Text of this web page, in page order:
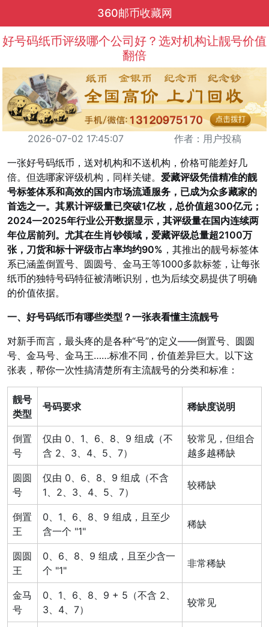
360邮币收藏网
好号码纸币评级哪个公司好？选对机构让靓号价值
翻倍
2026-07-02 17:45:07
作者：用户投稿
一张好号码纸币，送对机构和不送机构，价格可能差好几
倍。但选哪家评级机构，同样关键。 爱藏评级凭借精准的靓
号标签体系和高效的国内市场流通服务，已成为众多藏家的
首选之一。其累计评级量已突破1亿枚，总价值超300亿元；
2024—2025年行业公开数据显示，其评级量在国内连续两
年位居前列。尤其在生肖钞领域，爱藏评级总量超2100万
张，刀货和标十评级市占率均约90% ，其推出的靓号标签体
系已涵盖倒置号、圆圆号、金马王等1000多款标签，让每张
纸币的独特号码特征被清晰识别，也为后续交易提供了明确
的价值依据。
一、好号码纸币有哪些类型？一张表看懂主流靓号
对新手而言，最头疼的是各种“号”的定义——倒置号、圆圆
号、金马号、金马王……标准不同，价值差异巨大。以下这
张表，帮你一次性搞清楚所有主流靓号的分类和标准：
靓号
类型
号码要求 稀缺度说明
倒置
号
仅由 0、1、6、8、9 组成（不
含 2、3、4、5、7）
较常见，但组合
越多越稀缺
圆圆
号
仅由 0、6、8、9 组成（不含
1、2、3、4、5、7）
较稀缺
倒置
王
0、1、6、8、9 组成，且至少
含一个 "1"
稀缺
圆圆
王
0、6、8、9 组成，且至少含一
个 "1"
非常稀缺
金马
号
0、1、6、8、9 + 5（不含 2、
3、4、7）
较常见